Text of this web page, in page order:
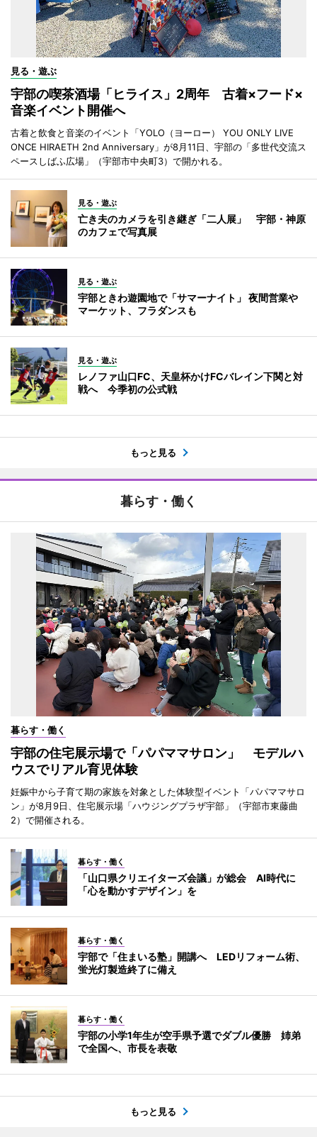
見る・遊ぶ
宇部の喫茶酒場「ヒライス」2周年 古着×フード×
音楽イベント開催へ
古着と飲食と音楽のイベント「YOLO（ヨーロー） YOU ONLY LIVE
ONCE HIRAETH 2nd Anniversary」が8月11日、宇部の「多世代交流ス
ペースしばふ広場」（宇部市中央町3）で開かれる。
見る・遊ぶ
亡き夫のカメラを引き継ぎ「二人展」 宇部・神原
のカフェで写真展
見る・遊ぶ
宇部ときわ遊園地で「サマーナイト」 夜間営業や
マーケット、フラダンスも
見る・遊ぶ
レノファ山口FC、天皇杯かけFCバレイン下関と対
戦へ 今季初の公式戦
もっと見る
暮らす・働く
暮らす・働く
宇部の住宅展示場で「パパママサロン」 モデルハ
ウスでリアル育児体験
妊娠中から子育て期の家族を対象とした体験型イベント「パパママサロ
ン」が8月9日、住宅展示場「ハウジングプラザ宇部」（宇部市東藤曲
2）で開催される。
暮らす・働く
「山口県クリエイターズ会議」が総会 AI時代に
「心を動かすデザイン」を
暮らす・働く
宇部で「住まいる塾」開講へ LEDリフォーム術、
蛍光灯製造終了に備え
暮らす・働く
宇部の小学1年生が空手県予選でダブル優勝 姉弟
で全国へ、市長を表敬
もっと見る